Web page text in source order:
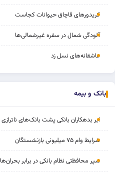
کریدورهای قاچاق حیوانات کجاست
آلودگی شمال در سفره غیرشمالی‌ها
عاشقانه‌های نسل زد
بانک و بیمه
ابر بدهکاران بانکی پشت بانک‌های ناترازی
شرایط وام ۷۵ میلیونی بازنشستگان
سپر محافظتی نظام بانکی در برابر بحران‌ها